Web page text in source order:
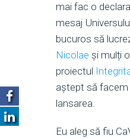
mai fac o
mesaj
bucuros să
Nicolae și mulți
proiectul
aștept să facem
lansarea.
Eu aleg să fiu